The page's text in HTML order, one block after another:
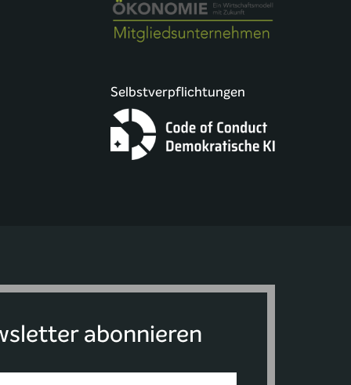
Selbstverpflichtungen
abonnieren